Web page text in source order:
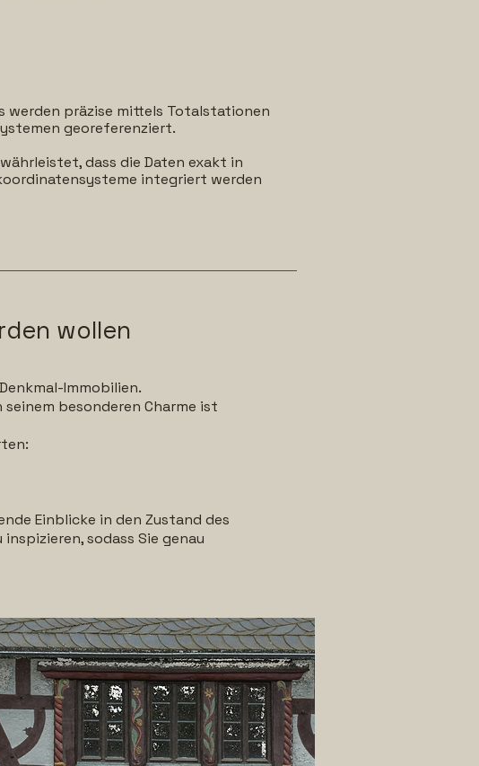
werden präzise mittels Totalstationen
georeferenziert.
dass die Daten exakt in
integriert werden
wollen
Immobilien.
besonderen Charme ist
Einblicke in den Zustand des
sodass Sie genau